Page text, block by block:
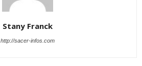
Stany Franck
http://sacer-infos.com